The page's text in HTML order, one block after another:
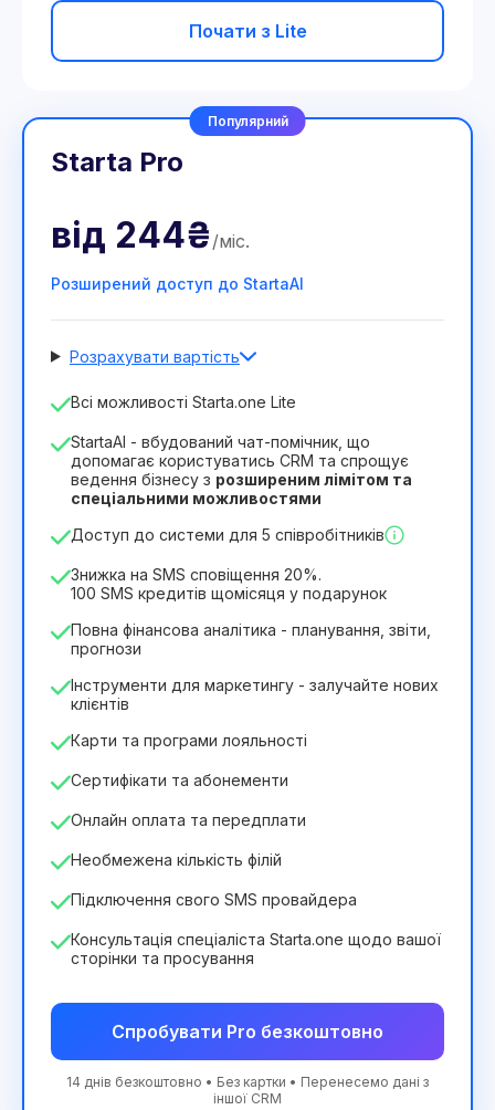
Почати з Lite
Популярний
Starta Pro
від 244₴ /міс.
Розширений доступ до StartaAI
Розрахувати вартість
Кількість співробітників
Тривалість ліцензії
12 Months (знижка -25%) Вигідний
349₴ 244₴ /місяць
Всі можливості Starta.one Lite
StartaAI - вбудований чат-помічник, що
допомагає користуватись CRM та спрощує
ведення бізнесу з розширеним лімітом та
спеціальними можливостями
Доступ до системи для 5 співробітників
Знижка на SMS сповіщення 20%.
100 SMS кредитів щомісяця у подарунок
Повна фінансова аналітика - планування, звіти,
прогнози
Інструменти для маркетингу - залучайте нових
клієнтів
Карти та програми лояльності
Сертифікати та абонементи
Онлайн оплата та передплати
Необмежена кількість філій
Підключення свого SMS провайдера
Консультація спеціаліста Starta.one щодо вашої
сторінки та просування
Спробувати Pro безкоштовно
14 днів безкоштовно • Без картки • Перенесемо дані з
іншої CRM